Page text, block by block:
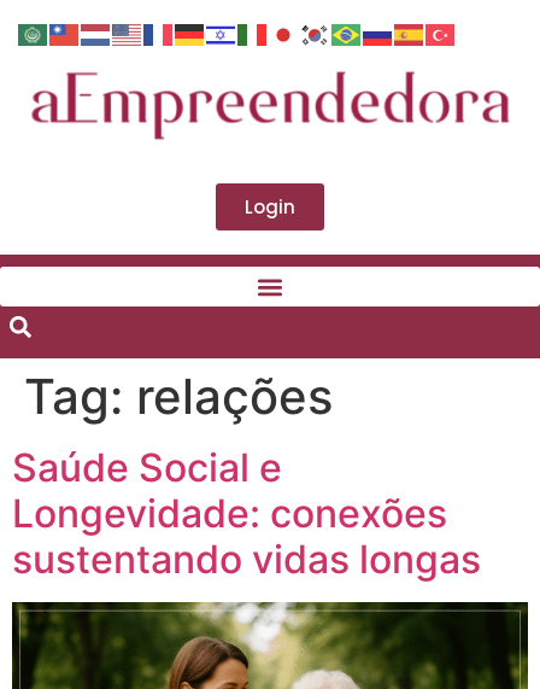
Login
Tag: relações
Saúde Social e
Longevidade: conexões
sustentando vidas longas